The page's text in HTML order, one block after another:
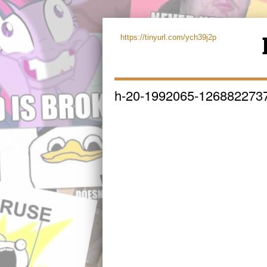
https://tinyurl.com/ych39j2p
h-20-1992065-